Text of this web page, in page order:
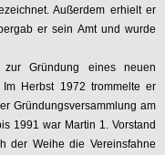
Außerdem erhielt er
er sein Amt und wurde
Gründung eines neuen
Herbst 1972 trommelte er
Gründungsversammlung am
1991 war Martin 1. Vorstand
der Weihe die Vereinsfahne